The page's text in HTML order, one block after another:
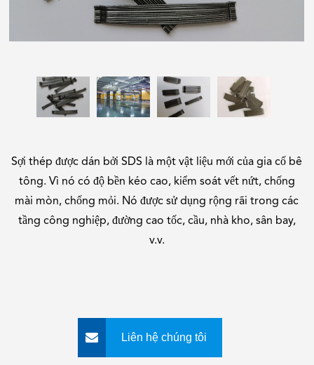
Sợi thép được dán bởi SDS là một vật liệu mới của gia cố bê
tông. Vì nó có độ bền kéo cao, kiểm soát vết nứt, chống
mài mòn, chống mỏi. Nó được sử dụng rộng rãi trong các
tầng công nghiệp, đường cao tốc, cầu, nhà kho, sân bay,
v.v.
Liên hệ chúng tôi